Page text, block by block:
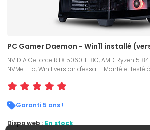
PC Gamer Daemon - Win11 installé
NVIDIA GeForce RTX 5060 Ti 8G, AMD Ryzen 5
NVMe 1 To, Win11 version d'essai - Monté et
Garanti 5 ans !
Dispo web :En stock